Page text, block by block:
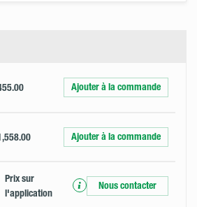
Ajouter à la commande
Ajouter à la commande
Prix ​​sur
l'application
Nous contacter